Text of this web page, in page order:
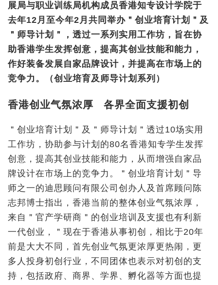
展局与职业训练局机构成员香港知专设计学院于
去年12月至今年2月共同举办＂创业培育计划＂及
＂师导计划＂，透过一系列实用工作坊，旨在协
助香港学生发挥创意，提高其创业技能和能力，
作好装备发展自家品牌设计，并提高在市场上的
竞争力。（创业培育及师导计划系列）
香港创业气氛浓厚 各界全面支援初创
＂创业培育计划＂及＂师导计划＂透过10场实用
工作坊，协助参与计划的80名香港知专学生发挥
创意，提高其创业技能和能力，从而增强自家品
牌设计在市场上的竞争力。＂创业培育计划＂导
师之一的迪思顾问有限公司创办人及首席顾问陈
志邦博士指出，香港当前的整体创业气氛浓厚，
来自＂官产学研商＂的创业培训及支援也有利新
一代创业，＂现在于香港从事初创，相比于20年
前是大大不同，首先创业气氛更浓厚更热闹，更
多人投身初创行业，不同团体也表示对初创的支
持，包括政府、商界、学界、孵化器等方面也提